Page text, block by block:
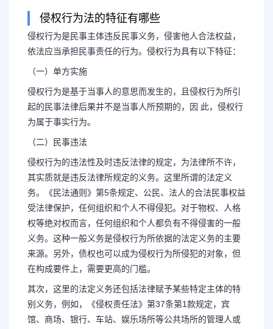
侵权行为法的特征有哪些
侵权行为是民事主体违反民事义务，侵害他人合法权益，
依法应当承担民事责任的行为。侵权行为具有以下特征：
（一）单方实施
侵权行为是基于当事人的意思而发生的，且侵权行为所引
起的民事法律后果并不是当事人所预期的，因 此，侵权行
为属于事实行为。
（二）民事违法
侵权行为的违法性及时违反法律的规定，为法律所不许，
其实质就是违反法律所规定的义务。这里所谓的法定义
务。《民法通则》第5条规定、公民、法人的合法民事权益
受法律保护，任何组织和个人不得侵犯。对于物权、人格
权等绝对权而言，任何组织和个人都负有不得侵害的一般
义务。这种一般义务是侵权行为所依据的法定义务的主要
来源。另外，债权也可以成为侵权行为所侵犯的对象，但
在构成要件上，需要更高的门槛。
其次，这里的法定义务还包括法律赋予某些特定主体的特
别义务，例如，《侵权责任法》第37条第1款规定，宾
馆、商场、银行、车站、娱乐场所等公共场所的管理人或
一般侵权行为的特征（
征有哪些）
侵权行为法的特征有哪些 侵权
义务，侵害他人合法权益，依法应
侵权行为具有以下特征：（一）单
事人的意思...